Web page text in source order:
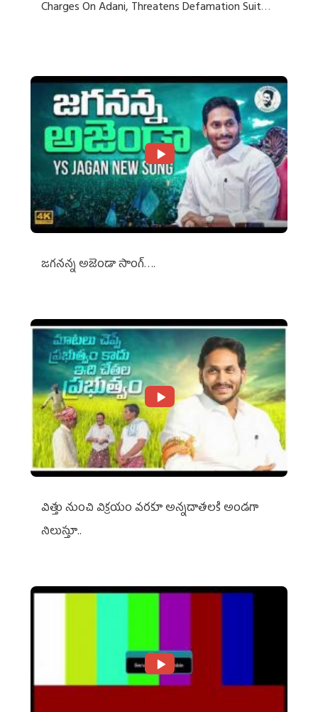
Charges On Adani, Threatens Defamation Suit
జగనన్న అజెండా సాంగ్….
విత్తు నుంచి విక్రయం వరకూ అన్నదాతలకి అండగా
నిలుస్తూ..